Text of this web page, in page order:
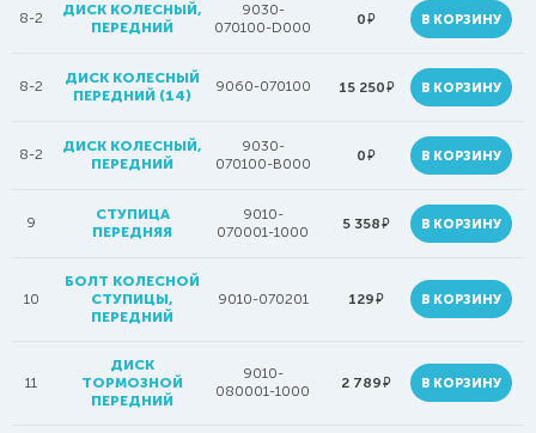
8-2
ДИСК КОЛЕСНЫЙ,
ПЕРЕДНИЙ
9030-
070100-D000
0руб. В КОРЗИНУ
8-2
ДИСК КОЛЕСНЫЙ
ПЕРЕДНИЙ (14)
9060-070100 15 250руб. В КОРЗИНУ
8-2
ДИСК КОЛЕСНЫЙ,
ПЕРЕДНИЙ
9030-
070100-B000
0руб. В КОРЗИНУ
9
СТУПИЦА
ПЕРЕДНЯЯ
9010-
070001-1000
5 358руб. В КОРЗИНУ
10
БОЛТ КОЛЕСНОЙ
СТУПИЦЫ,
ПЕРЕДНИЙ
9010-070201 129руб. В КОРЗИНУ
11
ДИСК
ТОРМОЗНОЙ
ПЕРЕДНИЙ
9010-
080001-1000
2 789руб. В КОРЗИНУ